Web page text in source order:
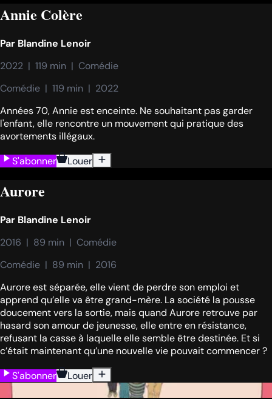
Annie Colère
Par Blandine Lenoir
2022  |  119 min  |  Comédie
Comédie  |  119 min  |  2022
Années 70, Annie est enceinte. Ne souhaitant pas garder
l'enfant, elle rencontre un mouvement qui pratique des
avortements illégaux.
S'abonner
Louer
Aurore
Par Blandine Lenoir
2016  |  89 min  |  Comédie
Comédie  |  89 min  |  2016
Aurore est séparée, elle vient de perdre son emploi et
apprend qu’elle va être grand-mère. La société la pousse
doucement vers la sortie, mais quand Aurore retrouve par
hasard son amour de jeunesse, elle entre en résistance,
refusant la casse à laquelle elle semble être destinée. Et si
c’était maintenant qu’une nouvelle vie pouvait commencer ?
S'abonner
Louer